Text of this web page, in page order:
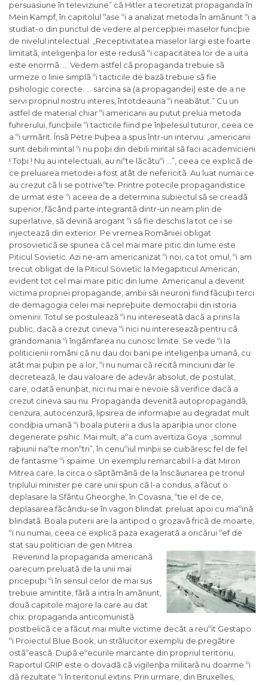
persuasiune în televiziune” cã Hitler a teoretizat propaganda în
Mein Kampf, în capitolul ºase ºi a analizat metoda în amãnunt ºi a
studiat-o din punctul de vedere al percepþiei maselor funcþie
de nivelul intelectual. „Receptivitatea maselor largi este foarte
limitatã, inteligenþa lor este redusã ºi capacitatea lor de a uita
este enormã. … Vedem astfel cã propaganda trebuie sã
urmeze o linie simplã ºi tacticile de bazã trebuie sã fie
psihologic corecte. … sarcina sa (a propagandei) este de a ne
servi propriul nostru interes, întotdeauna ºi neabãtut.” Cu un
astfel de material chiar ºi americanii au putut prelua metoda
fuhrerului, funcþiile ºi tacticile fiind pe înþelesul tuturor, ceea ce
a ºi urmãrit. Însã Petre Þuþea a spus într-un interviu: „americanii
sunt debili mintal ºi nu poþi din debili mintal sã faci academicieni
! Toþi ! Nu au intelectuali, au niºte lãcãtuºi …”, ceea ce explicã de
ce preluarea metodei a fost atât de nefericitã. Au luat numai ce
au crezut cã li se potriveºte. Printre potecile propagandistice
de urmat este ºi aceea de a determina subiectul sã se creadã
superior, fãcând parte integrantã dintr-un neam plin de
superlative, sã devinã arogant ºi sã fie deschis la tot ce i se
injecteazã din exterior. Pe vremea României obligat
prosovieticã se spunea cã cel mai mare pitic din lume este
Piticul Sovietic. Azi ne-am americanizat ºi noi, ca tot omul, ºi am
trecut obligat de la Piticul Sovietic la Megapiticul American,
evident tot cel mai mare pitic din lume. Americanul a devenit
victima propriei propagande, ambii sãi neuroni fiind fãcuþi terci
de demagogia celei mai nepreþuite democraþii din istoria
omenirii. Totul se postuleazã ºi nu intereseatã dacã a prins la
public, dacã a crezut cineva ºi nici nu intereseazã pentru cã
grandomania ºi îngâmfarea nu cunosc limite. Se vede ºi la
politicienii români cã nu dau doi bani pe inteligenþa umanã, cu
atât mai puþin pe a lor, ºi nu numai cã recitã minciuni dar le
decreteazã, le dau valoare de adevãr absolut, de postulat,
care, odatã enunþat, nici nu mai e nevoie sã verifice dacã a
crezut cineva sau nu. Propaganda devenitã autopropagandã,
cenzura, autocenzurã, lipsirea de informaþie au degradat mult
condiþia umanã ºi boala puterii a dus la apariþia unor clone
degenerate psihic. Mai mult, aºa cum avertiza Goya: „somnul
raþiunii naºte monºtri”, în cenuºiul minþii se cuibãresc fel de fel
de fantasme ºi spaime. Un exemplu remarcabil l-a dat Miron
Mitrea care, la circa o sãptãmânã de la înscãunarea pe tronul
triplului minister pe care unii spun cã l-a condus, a fãcut o
deplasare la Sfântu Gheorghe, în Covasna, ºtie el de ce,
deplasarea fãcându-se în vagon blindat. preluat apoi cu maºinã
blindatã. Boala puterii are la antipod o grozavã fricã de moarte,
ºi nu numai, ceea ce explicã paza exageratã a oricãrui ºef de
stat sau politician de gen Mitrea.
Revenind la propaganda americanã
oarecum preluatã de la unii mai
pricepuþi ºi în sensul celor de mai sus
trebuie amintite, fãrã a intra în amãnunt,
douã capitole majore la care au dat
chix: propaganda anticomunistã
postbelicã ce a fãcut mai multe victime decât a reuºit Gestapo
ºi Proiectul Blue Book, un strãlucitor exemplu de pregãtire
ostãºeascã. Dupã eºecurile marcante din propriul teritoriu,
Raportul GRIP este o dovadã cã vigilenþa militarã nu doarme ºi
dã rezultate ºi în teritoriul extins. Prin urmare, din Bruxelles,